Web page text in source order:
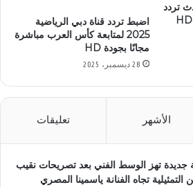
تردد
قناة كارتون نتورك بالعربية HD
اضبط تردد قناة دبي الرياضية
2025 لمتابعة كأس العرب مباشرة
مجانًا بجودة HD
28 ديسمبر، 2025
الأشهر تعليقات
جديدة تهز الوسط الفني بعد تصريحات نقيب
التمثيلية تجاه الفنانة ياسمينا المصري